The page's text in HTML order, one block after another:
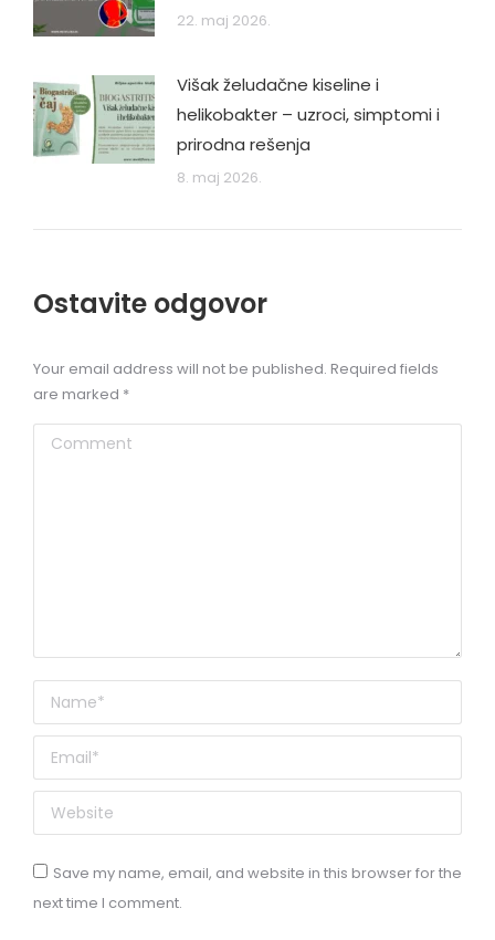
22. maj 2026.
Višak želudačne kiseline i
helikobakter – uzroci, simptomi i
prirodna rešenja
8. maj 2026.
Ostavite odgovor
Your email address will not be published. Required fields
are marked *
Comment
Name *
Email *
Website
Save my name, email, and website in this browser for the
next time I comment.